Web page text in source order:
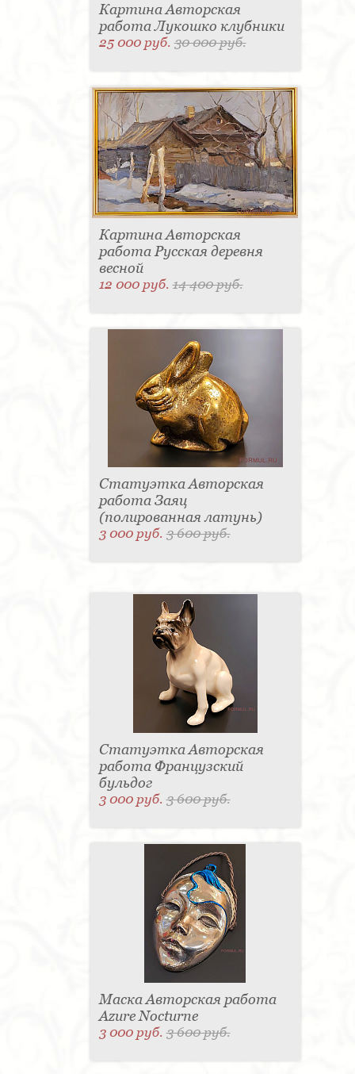
Картина Авторская
работа Лукошко клубники
25 000 руб.30 000 руб.
Картина Авторская
работа Русская деревня
весной
12 000 руб.14 400 руб.
Статуэтка Авторская
работа Заяц
(полированная латунь)
3 000 руб.3 600 руб.
Статуэтка Авторская
работа Французский
бульдог
3 000 руб.3 600 руб.
Маска Авторская работа
Azure Nocturne
3 000 руб.3 600 руб.